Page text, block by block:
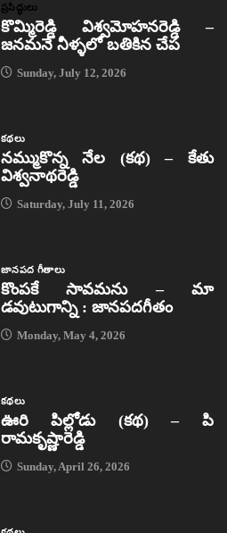
ప్రసిద్ధులు
కొమ్మిరెడ్డి విశ్వమోహనరెడ్డి –
జనమనే నీళ్ళలో బతికిన చేప
Sunday, July 12, 2026
కథలు
నమ్ముకొన్న నేల (కథ) – కేతు
విశ్వనాథరెడ్డి
Saturday, July 11, 2026
జానపద గీతాలు
కొంపకే సావమను – మా
డవుటుగాన్ని : జానపదగీతం
Monday, May 4, 2026
కథలు
ఊరి పిల్లోడు (కథ) – పి
రామకృష్ణారెడ్డి
Sunday, April 26, 2026